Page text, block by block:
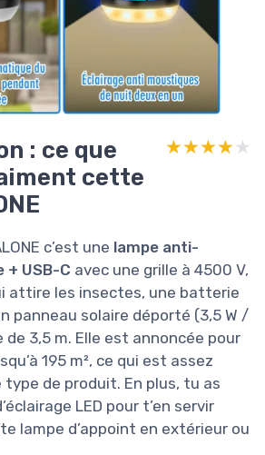
: ce que
cette
★★★★★
★★★★★
c’est une lampe anti-
+ USB-C avec une grille à 4500 V,
attire les insectes, une batterie
panneau solaire déporté (3,5 W /
de 3,5 m. Elle est annoncée pour
195 m², ce qui est assez
de produit. En plus, tu as
LED pour t’en servir
lampe d’appoint en extérieur ou